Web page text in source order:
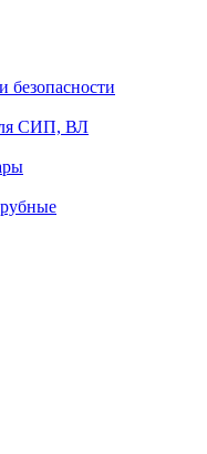
безопасности
СИП, ВЛ